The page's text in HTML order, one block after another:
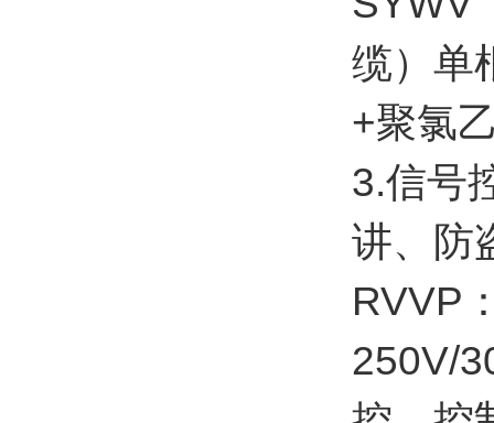
缆）单
+聚氯
3.信号
讲、防
RVVP
250V/